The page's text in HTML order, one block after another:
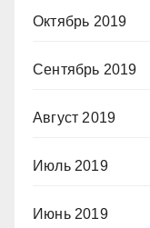
Октябрь 2019
Сентябрь 2019
Август 2019
Июль 2019
Июнь 2019